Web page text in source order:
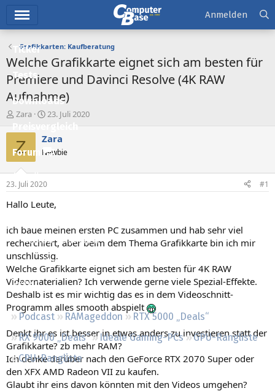
Ticker
Tests
Downloads
Preisvergleich
Forum
Aktuelles
Neueste Aktivitäten
Leserartikel
Regeln
Podcast RAMageddon
RTX 5000 „Deals“
RX 9000 „Deals“
Ideale Gaming-PCs
GPU-Rangliste
CPU-Rangliste
Anmelden
Grafikkarten: Kaufberatung
Welche Grafikkarte eignet sich am besten für
Premiere und Davinci Resolve (4K RAW
Aufnahme)
E
r
s
t
e
e
r
Zara
E
r
s
e
t
a
23. Juli 2020
Z Zara
Newbie
23. Juli 2020 #1
Hallo Leute,
ich baue meinen ersten PC zusammen und hab sehr viel
recherchiert, aber beim dem Thema Grafikkarte bin ich mir
unschlüssig.
Welche Grafikkarte eignet sich am besten für 4K RAW
Videomaterialien? Ich verwende gerne viele Spezial-Effekte.
Deshalb ist es mir wichtig das es in dem Videoschnitt-
Programm alles smooth abspielt
Denkt ihr es ist besser in etwas anders zu investieren statt der
Grafikkarte? zb mehr RAM?
Ich denke darüber nach den GeForce RTX 2070 Super oder
den XFX AMD Radeon VII zu kaufen.
Glaubt ihr eins davon könnten mit den Videos umgehen?